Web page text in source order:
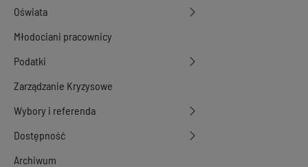
Oświata
Młodociani pracownicy
Podatki
Zarządzanie Kryzysowe
Wybory i referenda
Dostępność
Archiwum